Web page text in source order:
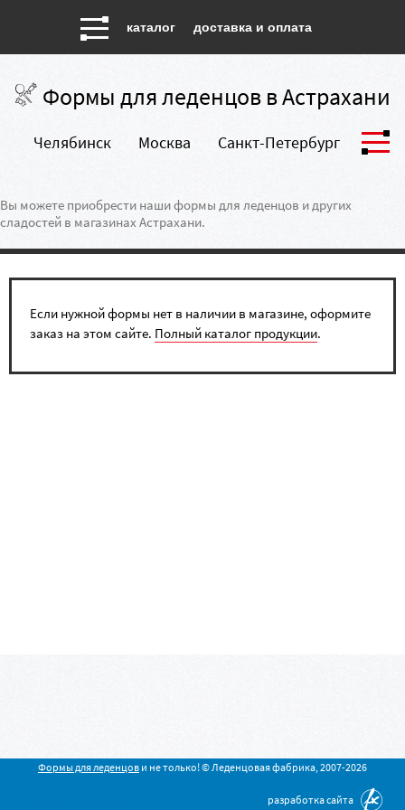
каталог доставка и оплата
Формы для леденцов в Астрахани
Челябинск Москва Санкт-Петербург
Вы можете приобрести наши формы для леденцов и других
сладостей в магазинах Астрахани.
Если нужной формы нет в наличии в магазине, оформите
заказ на этом сайте. Полный каталог продукции.
Формы для леденцов и не только! © Леденцовая фабрика, 2007-2026
разработка сайта